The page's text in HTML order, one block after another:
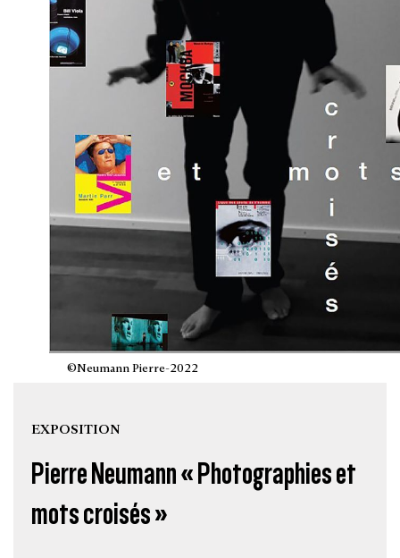
©Neumann Pierre-2022
Pierre Neumann « Photographies et
mots croisés »
EXPOSITION